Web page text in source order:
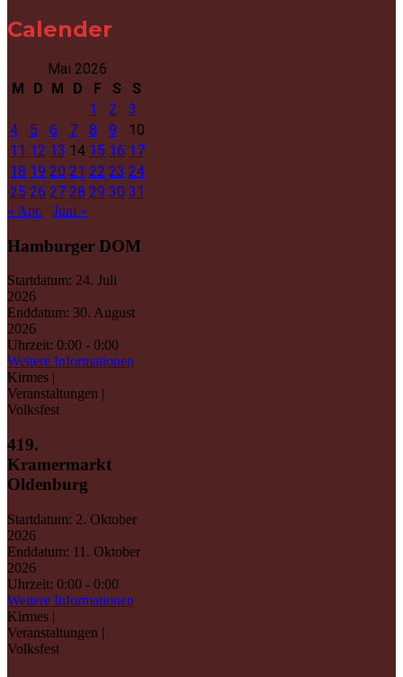
Calender
Mai 2026
M
D M D F S
S
1
2
3
4
5 6 7 8 9
10
11 12 13 14 15 16 17
18 19 20 21 22 23 24
25 26 27 28 29 30 31
« Apr. Juni »
Hamburger DOM
Startdatum: 24. Juli
2026
Enddatum: 30. August
2026
Uhrzeit: 0:00 - 0:00
Weitere Informationen
Kirmes |
Veranstaltungen |
Volksfest
419.
Kramermarkt
Oldenburg
Startdatum: 2. Oktober
2026
Enddatum: 11. Oktober
2026
Uhrzeit: 0:00 - 0:00
Weitere Informationen
Kirmes |
Veranstaltungen |
Volksfest